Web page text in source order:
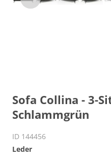
Sofa Collina - 3-
Schlammgrün
ID 144456
Leder